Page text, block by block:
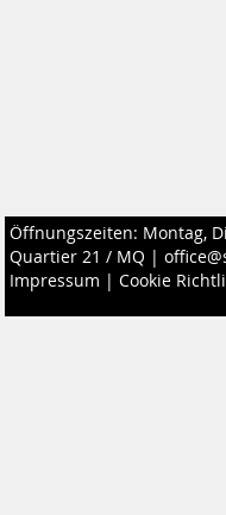
Öffnungszeiten: Montag,
Quartier 21 / MQ |
Impressum | Cookie